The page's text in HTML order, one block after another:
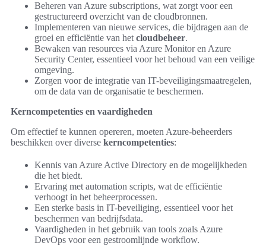
Beheren van Azure subscriptions, wat zorgt voor een
gestructureerd overzicht van de cloudbronnen.
Implementeren van nieuwe services, die bijdragen aan de
groei en efficiëntie van het cloudbeheer.
Bewaken van resources via Azure Monitor en Azure
Security Center, essentieel voor het behoud van een veilige
omgeving.
Zorgen voor de integratie van IT-beveiligingsmaatregelen,
om de data van de organisatie te beschermen.
Kerncompetenties en vaardigheden
Om effectief te kunnen opereren, moeten Azure-beheerders
beschikken over diverse kerncompetenties:
Kennis van Azure Active Directory en de mogelijkheden
die het biedt.
Ervaring met automation scripts, wat de efficiëntie
verhoogt in het beheerprocessen.
Een sterke basis in IT-beveiliging, essentieel voor het
beschermen van bedrijfsdata.
Vaardigheden in het gebruik van tools zoals Azure
DevOps voor een gestroomlijnde workflow.